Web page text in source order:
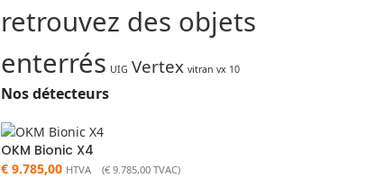
retrouvez des objets
enterrés UIG Vertex vitran vx 10
Nos détecteurs
OKM Bionic X4
€9.785,00 HTVA (€9.785,00TVAC)